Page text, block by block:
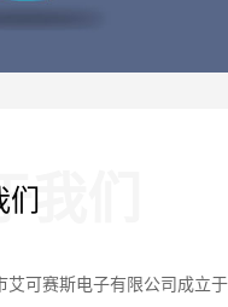
我们
艾可赛斯电子有限公司成立